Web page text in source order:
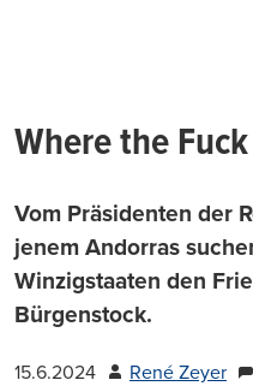
Where the
Vom Präsidenten der
jenem Andorras
Winzigstaaten den
Bürgenstock.
15.6.2024 René Zeyer